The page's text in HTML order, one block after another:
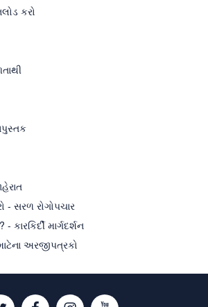
કરો
- સરળ રોગોપચાર
માર્ગદર્શન
અરજીપત્રકો
FacebookInstagramYoutube